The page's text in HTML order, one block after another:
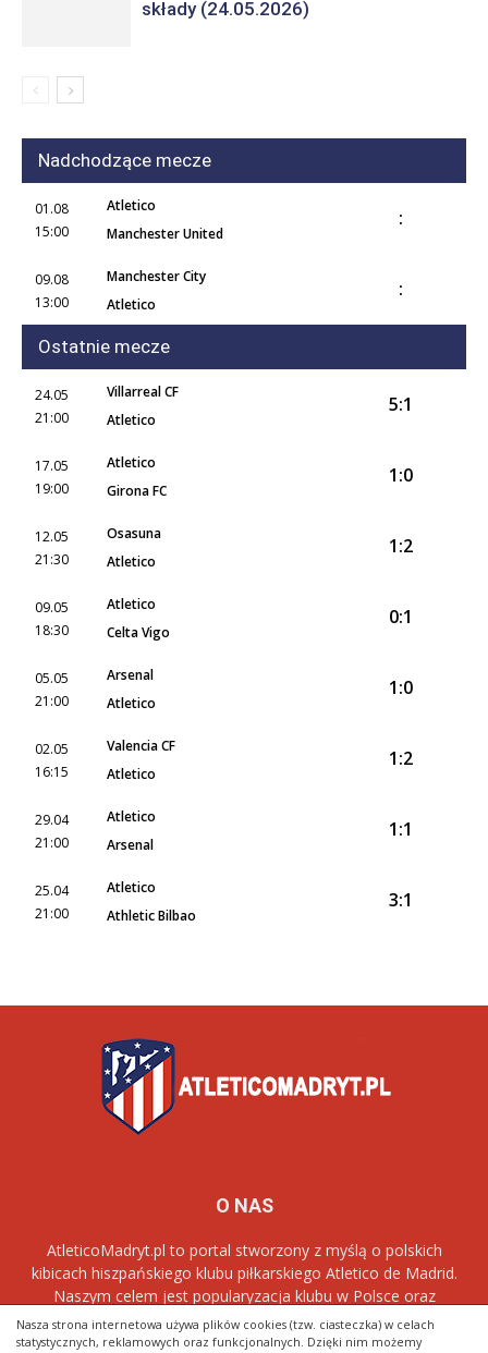
Nasza strona internetowa używa plików cookies (tzw. ciasteczka) w celach
statystycznych, reklamowych oraz funkcjonalnych. Dzięki nim możemy
składy (24.05.2026)
Nadchodzące mecze
01.08
15:00
Atletico
Manchester United
:
09.08
13:00
Manchester City
Atletico
:
Ostatnie mecze
24.05
21:00
Villarreal CF
Atletico
5:1
17.05
19:00
Atletico
Girona FC
1:0
12.05
21:30
Osasuna
Atletico
1:2
09.05
18:30
Atletico
Celta Vigo
0:1
05.05
21:00
Arsenal
Atletico
1:0
02.05
16:15
Valencia CF
Atletico
1:2
29.04
21:00
Atletico
Arsenal
1:1
25.04
21:00
Atletico
Athletic Bilbao
3:1
O NAS
AtleticoMadryt.pl to portal stworzony z myślą o polskich
kibicach hiszpańskiego klubu piłkarskiego Atletico de Madrid.
Naszym celem jest popularyzacja klubu w Polsce oraz
dostarczanie najnowszych informacji dotyczących zespołu
Rojiblancos.